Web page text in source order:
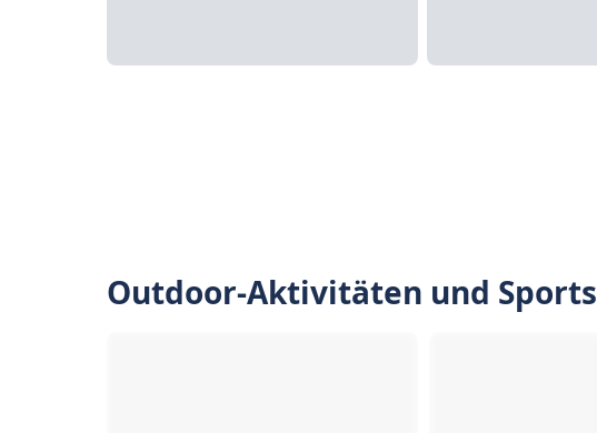
Outdoor-Aktivitäten und Sports